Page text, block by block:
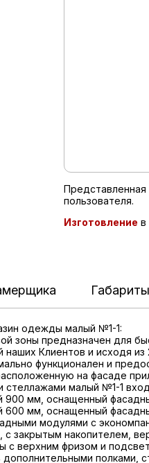
пользователя.
Изготовление в
одежды малый №1-1:
зоны предназначен для
наших Клиентов и исходя
функционален и
на фасаде
стеллажами малый №1-1
мм, оснащенный
мм, оснащенный
модулями с
закрытым накопителем,
верхним фризом и